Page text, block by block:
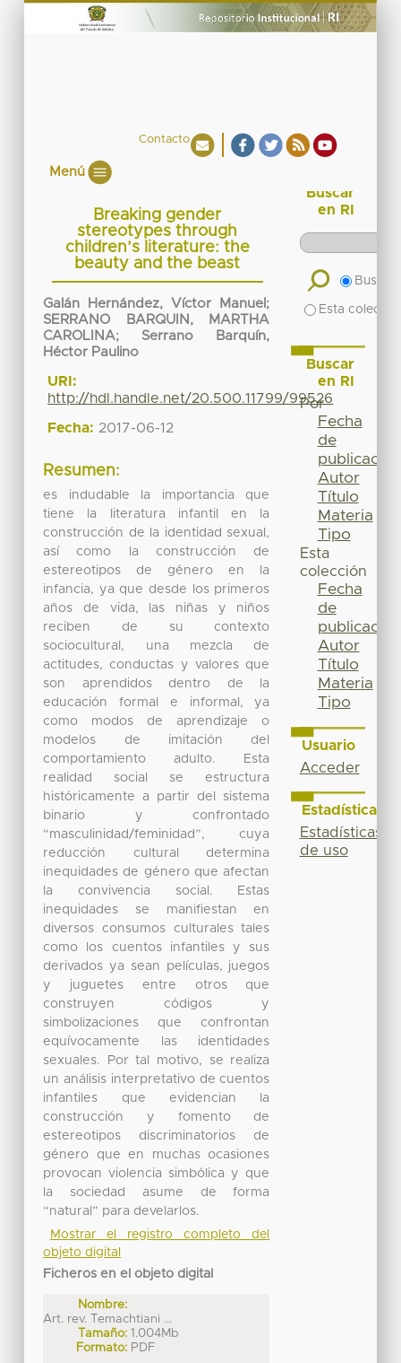
Contacto
Menú
Breaking gender
stereotypes through
children’s literature: the
beauty and the beast
Galán Hernández, Víctor Manuel ;
SERRANO BARQUIN, MARTHA
CAROLINA; Serrano Barquín,
Héctor Paulino
URI:
http://hdl.handle.net/20.500.11799/99526
Fecha: 2017-06-12
Resumen:
es indudable la importancia que
tiene la literatura infantil en la
construcción de la identidad sexual,
así como la construcción de
estereotipos de género en la
infancia, ya que desde los primeros
años de vida, las niñas y niños
reciben de su contexto
sociocultural, una mezcla de
actitudes, conductas y valores que
son aprendidos dentro de la
educación formal e informal, ya
como modos de aprendizaje o
modelos de imitación del
comportamiento adulto. Esta
realidad social se estructura
históricamente a partir del sistema
binario y confrontado
“masculinidad/feminidad”, cuya
reducción cultural determina
inequidades de género que afectan
la convivencia social. Estas
inequidades se manifiestan en
diversos consumos culturales tales
como los cuentos infantiles y sus
derivados ya sean películas, juegos
y juguetes entre otros que
construyen códigos y
simbolizaciones que confrontan
equívocamente las identidades
sexuales. Por tal motivo, se realiza
un análisis interpretativo de cuentos
infantiles que evidencian la
construcción y fomento de
estereotipos discriminatorios de
género que en muchas ocasiones
provocan violencia simbólica y que
la sociedad asume de forma
“natural” para develarlos.
Mostrar el registro completo del
objeto digital
Ficheros en el objeto digital
Nombre:
Art. rev. Temachtiani ...
Tamaño: 1.004Mb
Formato: PDF
Buscar
en RI
Buscar
Esta
Buscar
en RI
Por
Fecha
de
publicación
Autor
Título
Materia
Tipo
Esta
colección
Fecha
de
publicación
Autor
Título
Materia
Tipo
Usuario
Acceder
Estadísticas
Estadísticas
de uso